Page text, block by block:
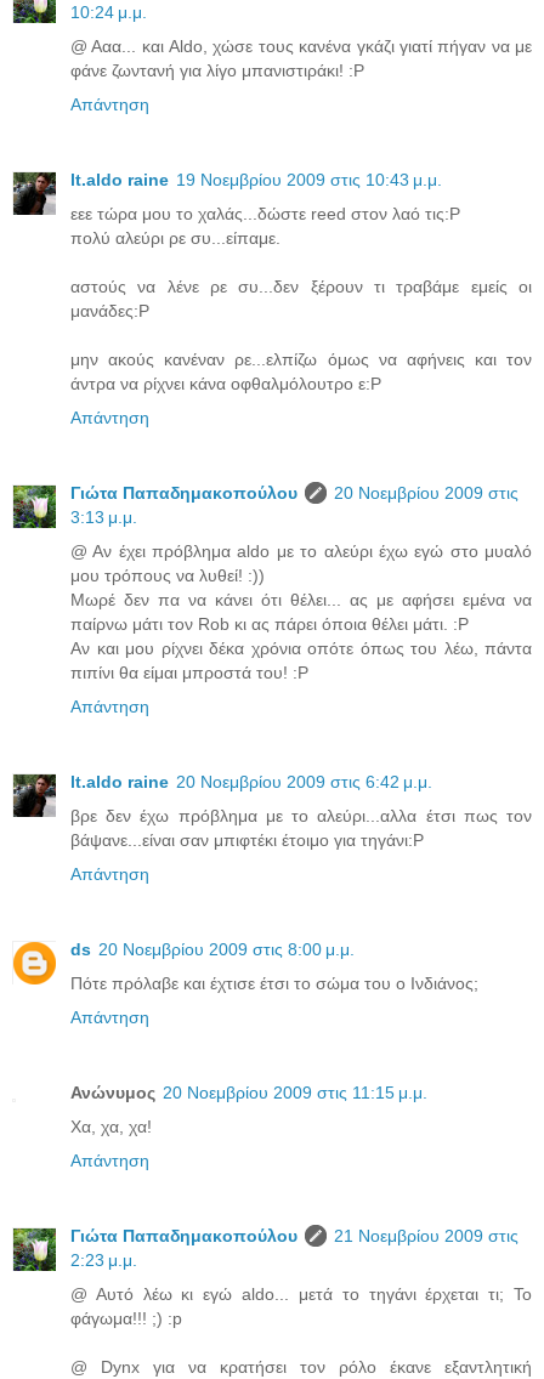
10:24 μ.μ.
@ Ααα... και Aldo, χώσε τους κανένα γκάζι γιατί πήγαν να με
φάνε ζωντανή για λίγο μπανιστιράκι! :P
Απάντηση
lt.aldo raine 19 Νοεμβρίου 2009 στις 10:43 μ.μ.
εεε τώρα μου το χαλάς...δώστε reed στον λαό τις:P
πολύ αλεύρι ρε συ...είπαμε.
αστούς να λένε ρε συ...δεν ξέρουν τι τραβάμε εμείς οι
μανάδες:P
μην ακούς κανέναν ρε...ελπίζω όμως να αφήνεις και τον
άντρα να ρίχνει κάνα οφθαλμόλουτρο ε:P
Απάντηση
Γιώτα Παπαδημακοπούλου
20 Νοεμβρίου 2009 στις
3:13 μ.μ.
@ Αν έχει πρόβλημα aldo με το αλεύρι έχω εγώ στο μυαλό
μου τρόπους να λυθεί! :))
Μωρέ δεν πα να κάνει ότι θέλει... ας με αφήσει εμένα να
παίρνω μάτι τον Rob κι ας πάρει όποια θέλει μάτι. :P
Αν και μου ρίχνει δέκα χρόνια οπότε όπως του λέω, πάντα
πιπίνι θα είμαι μπροστά του! :P
Απάντηση
lt.aldo raine 20 Νοεμβρίου 2009 στις 6:42 μ.μ.
βρε δεν έχω πρόβλημα με το αλεύρι...αλλα έτσι πως τον
βάψανε...είναι σαν μπιφτέκι έτοιμο για τηγάνι:P
Απάντηση
ds 20 Νοεμβρίου 2009 στις 8:00 μ.μ.
Πότε πρόλαβε και έχτισε έτσι το σώμα του ο Ινδιάνος;
Απάντηση
Ανώνυμος 20 Νοεμβρίου 2009 στις 11:15 μ.μ.
Χα, χα, χα!
Απάντηση
Γιώτα Παπαδημακοπούλου
21 Νοεμβρίου 2009 στις
2:23 μ.μ.
@ Αυτό λέω κι εγώ aldo... μετά το τηγάνι έρχεται τι; Το
φάγωμα!!! ;) :p
@ Dynx για να κρατήσει τον ρόλο έκανε εξαντλητική